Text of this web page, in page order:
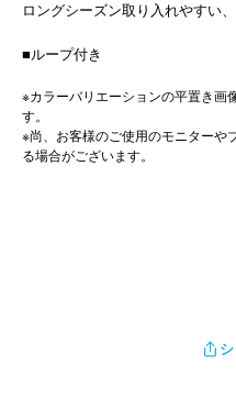
ロングシーズン取り入れやすい
■ループ付き
※カラーバリエーションの平置き画
す。
※尚、お客様のご使用のモニターや
る場合がございます。